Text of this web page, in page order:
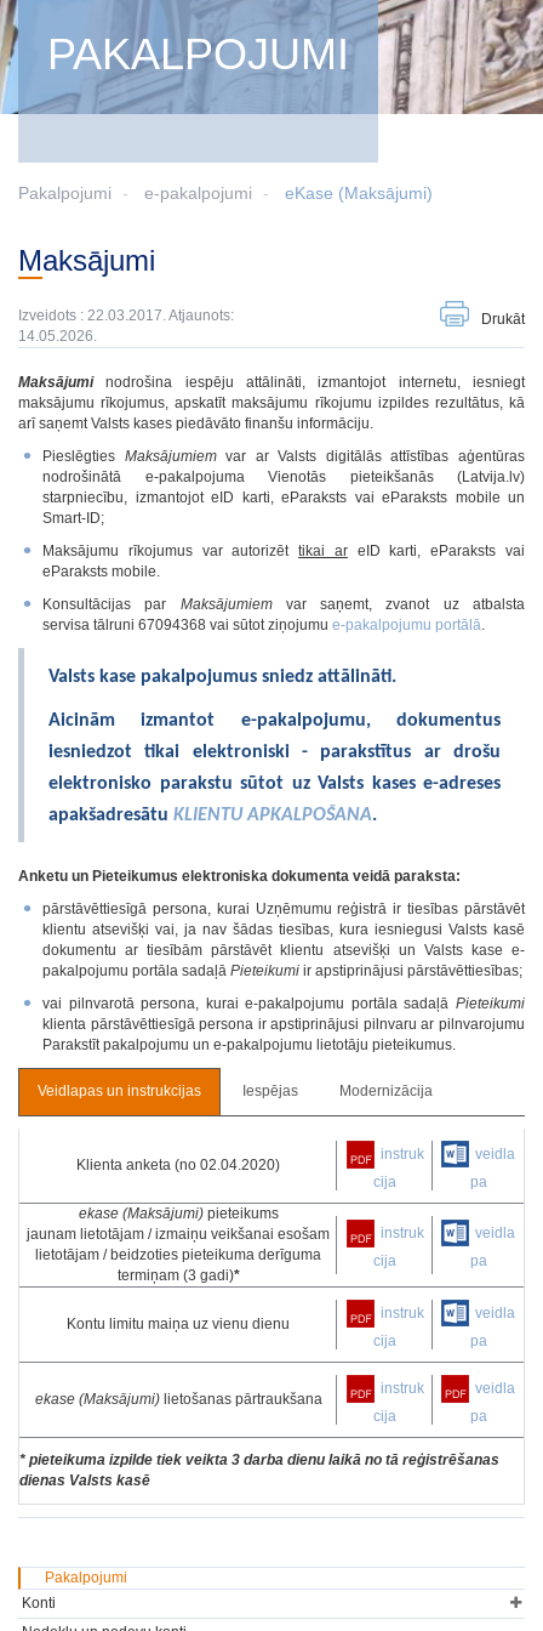
PAKALPOJUMI
Pakalpojumi e-pakalpojumi eKase (Maksājumi)
Maksājumi
Izveidots : 22.03.2017. Atjaunots:
14.05.2026.
Drukāt
Maksājuminodrošina iespēju attālināti, izmantojot internetu, iesniegt
maksājumu rīkojumus, apskatīt maksājumu rīkojumu izpildes rezultātus, kā
arī saņemt Valsts kases piedāvāto finanšu informāciju.
Pieslēgties Maksājumiemvar ar Valsts digitālās attīstības aģentūras
nodrošinātā e-pakalpojuma Vienotās pieteikšanās (Latvija.lv)
starpniecību, izmantojot eID karti, eParaksts vai eParaksts mobile un
Smart-ID;
Maksājumu rīkojumus var autorizēttikai areID karti, eParaksts vai
eParaksts mobile.
Konsultācijas par Maksājumiem var saņemt, zvanot uz atbalsta
servisa tālruni 67094368 vai sūtot ziņojumu e-pakalpojumu portālā.
Valsts kase pakalpojumus sniedz attālināti.
Aicinām izmantot e-pakalpojumu, dokumentus
iesniedzot tikai elektroniski - parakstītus ar drošu
elektronisko parakstu sūtot uz Valsts kases e-adreses
apakšadresātu KLIENTU APKALPOŠANA.
Anketu un Pieteikumus elektroniska dokumenta veidā paraksta:
pārstāvēttiesīgā persona, kurai Uzņēmumu reģistrā ir tiesības pārstāvēt
klientu atsevišķi vai, ja nav šādas tiesības, kura iesniegusi Valsts kasē
dokumentu ar tiesībām pārstāvēt klientu atsevišķi un Valsts kase e-
pakalpojumu portāla sadaļā Pieteikumi ir apstiprinājusi pārstāvēttiesības;
vai pilnvarotā persona, kurai e-pakalpojumu portāla sadaļā Pieteikumi
klienta pārstāvēttiesīgā persona ir apstiprinājusi pilnvaru ar pilnvarojumu
Parakstīt pakalpojumu un e-pakalpojumu lietotāju pieteikumus.
Veidlapas un instrukcijas Iespējas Modernizācija
Klienta anketa (no 02.04.2020)
instruk
cija
veidla
pa
ekase (Maksājumi)pieteikums
jaunam lietotājam / izmaiņu veikšanai esošam
lietotājam / beidzoties pieteikuma derīguma
termiņam (3 gadi)*
instruk
cija
veidla
pa
Kontu limitu maiņa uz vienu dienu
instruk
cija
veidla
pa
ekase (Maksājumi)lietošanas pārtraukšana
instruk
cija
veidla
pa
* pieteikuma izpilde tiek veikta 3 darba dienu laikā no tā reģistrēšanas
dienas Valsts kasē
Pakalpojumi
Konti